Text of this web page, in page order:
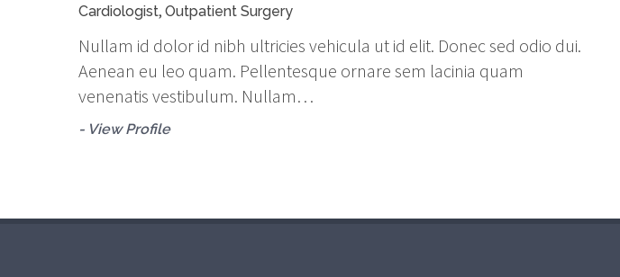
Cardiologist, Outpatient Surgery
Nullam id dolor id nibh ultricies vehicula ut id elit. Donec sed odio dui.
Aenean eu leo quam. Pellentesque ornare sem lacinia quam
venenatis vestibulum. Nullam…
- View Profile